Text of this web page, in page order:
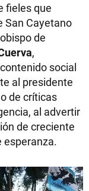
fieles que
San Cayetano
de
,
social
al presidente
de críticas
al advertir
de creciente
esperanza.